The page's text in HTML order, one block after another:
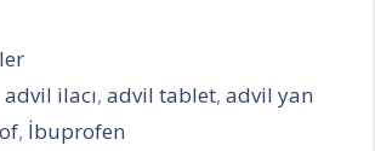
advil ilacı,advil tablet,advil yan
, İbuprofen